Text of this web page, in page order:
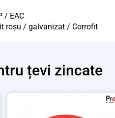
/ EAC
roșu / galvanizat / Corrofit
țevi zincate